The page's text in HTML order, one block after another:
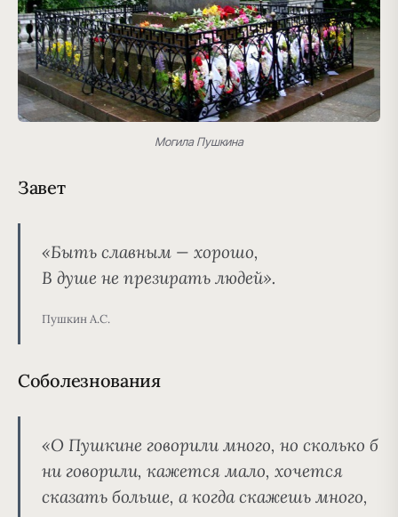
Могила Пушкина
Завет
«Быть славным — хорошо,
В душе не презирать людей».
Пушкин А.С.
Соболезнования
«О Пушкине говорили много, но сколько б
ни говорили, кажется мало, хочется
сказать больше, а когда скажешь много,